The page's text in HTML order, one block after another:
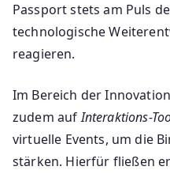
Passport stets am Puls
technologische
reagieren.
Im Bereich der
zudem aufInteraktions-
virtuelle Events, um die
stärken. Hierfür fließen